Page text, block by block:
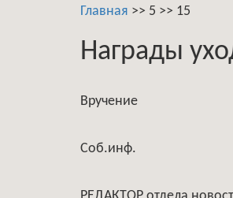
Главная >> 5 >> 15
Награды
Вручение
Соб.инф.